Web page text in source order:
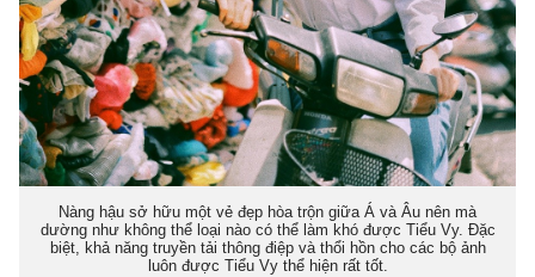
Nàng hậu sở hữu một vẻ đẹp hòa trộn giữa Á và Âu nên mà
dường như không thể loại nào có thể làm khó được Tiểu Vy. Đặc
biệt, khả năng truyền tải thông điệp và thổi hồn cho các bộ ảnh
luôn được Tiểu Vy thể hiện rất tốt.